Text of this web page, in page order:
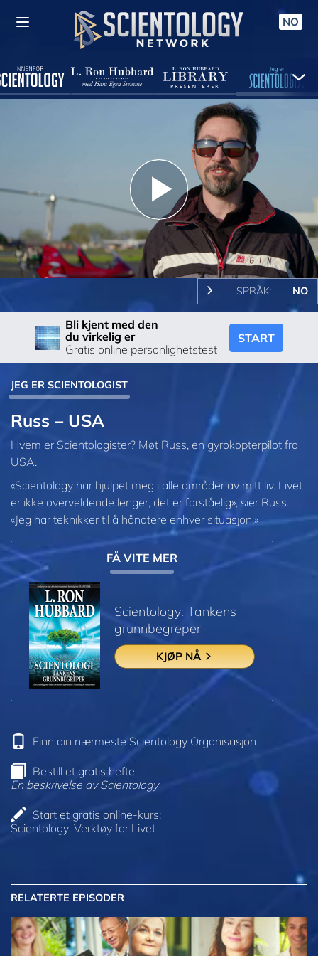
NO
Play
Video
SPRÅK: NO
Bli kjent med den
du virkelig er
Gratis online personlighetstest
START
JEG ER SCIENTOLOGIST
Russ – USA
Hvem er Scientologister? Møt Russ, en gyrokopterpilot fra
USA.
«Scientology har hjulpet meg i alle områder av mitt liv. Livet
er ikke overveldende lenger, det er forståelig», sier Russ.
«Jeg har teknikker til å håndtere enhver situasjon.»
FÅ VITE MER
Scientology: Tankens
grunnbegreper
KJØP NÅ
Finn din nærmeste Scientology Organisasjon
Bestill et gratis hefte
En beskrivelse av Scientology
Start et gratis online-kurs:
Scientology: Verktøy for Livet
RELATERTE EPISODER